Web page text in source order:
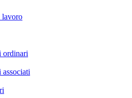
lavoro
ordinari
associati